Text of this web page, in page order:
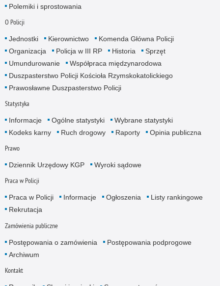
Polemiki i sprostowania
O Policji
Jednostki Kierownictwo
Komenda Główna Policji
Organizacja
Policja w III RP Historia
Sprzęt
Umundurowanie
Współpraca międzynarodowa
Duszpasterstwo Policji Kościoła Rzymskokatolickiego
Prawosławne Duszpasterstwo Policji
Statystyka
Informacje Ogólne statystyki
Wybrane statystyki
Kodeks karny
Ruch drogowy Raporty Opinia publiczna
Prawo
Dziennik Urzędowy KGP Wyroki sądowe
Praca w Policji
Praca w Policji Informacje Ogłoszenia
Listy rankingowe
Rekrutacja
Zamówienia publiczne
Postępowania o zamówienia
Postępowania podprogowe
Archiwum
Kontakt